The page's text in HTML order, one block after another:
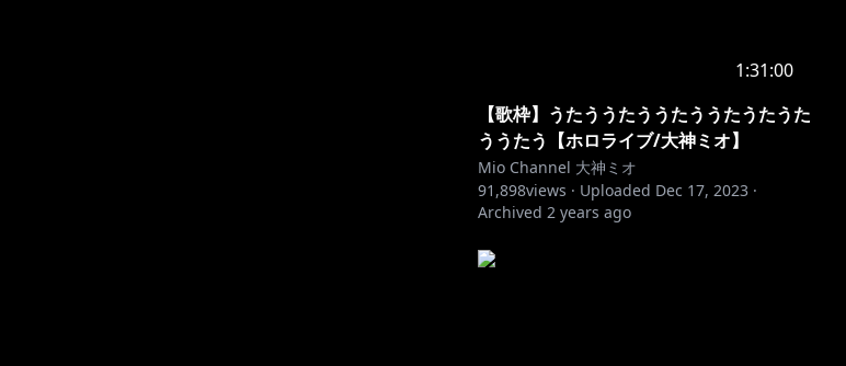
1:31:00
【歌枠】うたううたううたううたうたうた
ううたう【ホロライブ/大神ミオ】
Mio Channel 大神ミオ
91,898views · Uploaded Dec 17, 2023 ·
Archived 2 years ago